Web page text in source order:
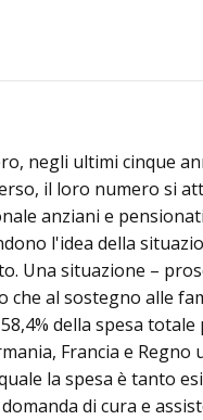
negli ultimi cinque
il loro numero si
anziani e
l'idea della
Una situazione –
al sostegno alle
della spesa
Francia e
la spesa è tanto
di cura e